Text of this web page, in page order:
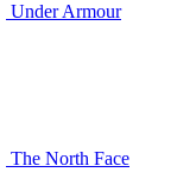
Under Armour
The North Face